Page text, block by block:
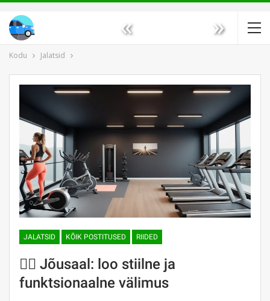
« »
Kodu Jalatsid
JALATSID KÕIK POSTITUSED RIIDED
🏋️‍♀️ Jõusaal: loo stiilne ja
funktsionaalne välimus